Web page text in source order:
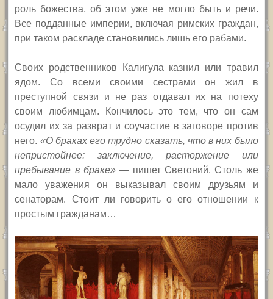
роль божества, об этом уже не могло быть и речи.
Все подданные империи, включая римских граждан,
при таком раскладе становились лишь его рабами.
Своих родственников Калигула казнил или травил
ядом. Со всеми своими сестрами он жил в
преступной связи и не раз отдавал их на потеху
своим любимцам. Кончилось это тем, что он сам
осудил их за разврат и соучастие в заговоре против
него. «О браках его трудно сказать, что в них было
непристойнее: заключение, расторжение или
пребывание в браке»— пишет Светоний. Столь же
мало уважения он выказывал своим друзьям и
сенаторам. Стоит ли говорить о его отношении к
простым гражданам…